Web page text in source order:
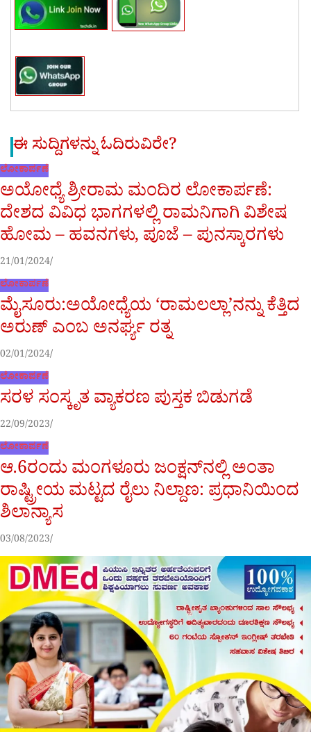
ಈ ಸುದ್ದಿಗಳನ್ನು ಓದಿರುವಿರೇ?
ಲೋಕಾರ್ಪಣೆ
ಅಯೋಧ್ಯೆ ಶ್ರೀರಾಮ ಮಂದಿರ ಲೋಕಾರ್ಪಣೆ:
ದೇಶದ ವಿವಿಧ ಭಾಗಗಳಲ್ಲಿ ರಾಮನಿಗಾಗಿ ವಿಶೇಷ
ಹೋಮ – ಹವನಗಳು, ಪೂಜೆ – ಪುನಸ್ಕಾರಗಳು
21/01/2024
ಲೋಕಾರ್ಪಣೆ
ಮೈಸೂರು:ಅಯೋಧ್ಯೆಯ ‘ರಾಮಲಲ್ಲಾ’ನನ್ನು ಕೆತ್ತಿದ
ಅರುಣ್ ಎಂಬ ಅನರ್ಘ್ಯ ರತ್ನ
02/01/2024
ಲೋಕಾರ್ಪಣೆ
ಸರಳ ಸಂಸ್ಕೃತ ವ್ಯಾಕರಣ ಪುಸ್ತಕ ಬಿಡುಗಡೆ
22/09/2023
ಲೋಕಾರ್ಪಣೆ
ಆ.6ರಂದು ಮಂಗಳೂರು ಜಂಕ್ಷನ್‌ನಲ್ಲಿ ಅಂತಾ
ರಾಷ್ಟ್ರೀಯ ಮಟ್ಟದ ರೈಲು ನಿಲ್ದಾಣ: ಪ್ರಧಾನಿಯಿಂದ
ಶಿಲಾನ್ಯಾಸ
03/08/2023